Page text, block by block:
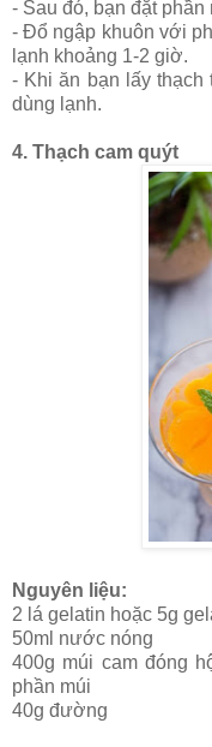
- Sau đó, bạn đặt
- Đổ ngập khuôn với
lạnh khoảng 1-2 giờ.
- Khi ăn bạn lấy thạch
dùng lạnh.
4. Thạch cam quýt
Nguyên liệu:
2 lá gelatin hoặc 5g
50ml nước nóng
400g múi cam đóng
phần múi
40g đường